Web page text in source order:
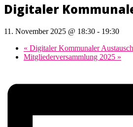
Digitaler
11. November 2025 @ 18:30 - 19:30
« Digitaler Kommunaler Austausch
Mitgliederversammlung 2025 »